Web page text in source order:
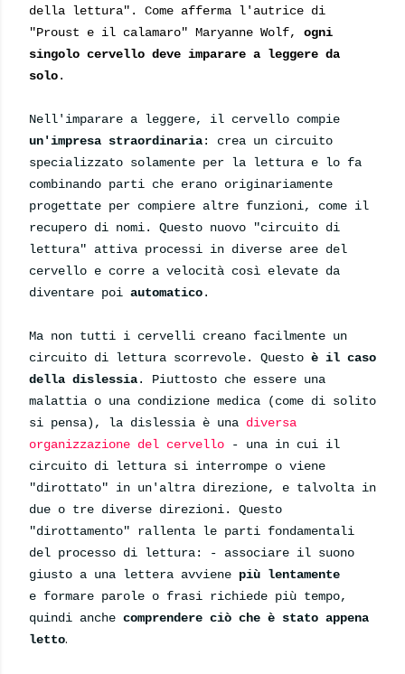
della lettura". Come afferma l'autrice di
"Proust e il calamaro" Maryanne Wolf, ogni
singolo cervello deve imparare a leggere da
solo.
Nell'imparare a leggere, il cervello compie
un'impresa straordinaria: crea un circuito
specializzato solamente per la lettura e lo fa
combinando parti che erano originariamente
progettate per compiere altre funzioni, come il
recupero di nomi. Questo nuovo "circuito di
lettura" attiva processi in diverse aree del
cervello e corre a velocità così elevate da
diventare poi automatico.
Ma non tutti i cervelli creano facilmente un
circuito di lettura scorrevole. Questo è il caso
della dislessia. Piuttosto che essere una
malattia o una condizione medica (come di solito
si pensa), la dislessia è una diversa
organizzazione del cervello - una in cui il
circuito di lettura si interrompe o viene
"dirottato" in un'altra direzione, e talvolta in
due o tre diverse direzioni. Questo
"dirottamento" rallenta le parti fondamentali
del processo di lettura: - associare il suono
giusto a una lettera avviene più lentamente
e formare parole o frasi richiede più tempo,
quindi anche comprendere ciò che è stato appena
letto.